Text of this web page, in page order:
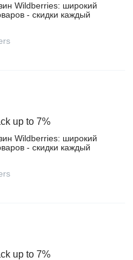
Wildberries: широкий
- скидки каждый
up to 7%
Wildberries: широкий
- скидки каждый
up to 7%